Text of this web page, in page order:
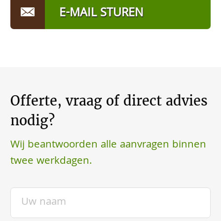
E-MAIL STUREN
Offerte, vraag of direct advies
nodig?
Wij beantwoorden alle aanvragen binnen
twee werkdagen.